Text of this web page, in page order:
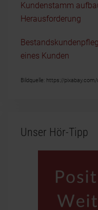
Kundenstamm
Herausforderung
eines Kunden
Bildquelle: https://
Unser Hör-Tipp